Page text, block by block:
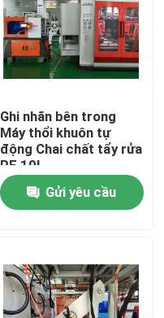
Ghi nhãn bên trong
Máy thổi khuôn tự
động Chai chất tẩy rửa
PE 10L
Gửi yêu cầu